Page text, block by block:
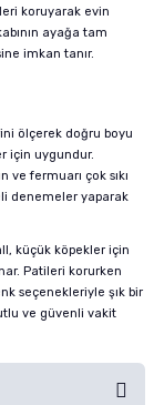
koruyarak evin
ayağa tam
imkan tanır.
ölçerek doğru boyu
için uygundur.
ve fermuarı çok sıkı
denemeler yaparak
küçük köpekler için
Patileri korurken
seçenekleriyle şık bir
ve güvenli vakit